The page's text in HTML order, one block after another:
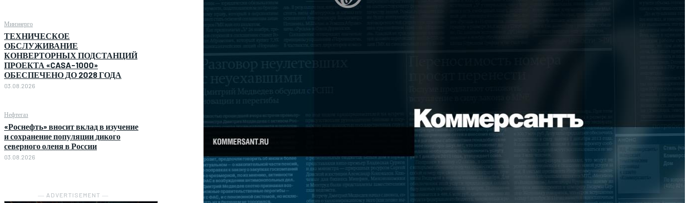
Минэнерго
ТЕХНИЧЕСКОЕ
ОБСЛУЖИВАНИЕ
КОНВЕРТОРНЫХ ПОДСТАНЦИЙ
ПРОЕКТА «CASA-1000»
ОБЕСПЕЧЕНО ДО 2028 ГОДА
03.08.2026
Нефтегаз
«Роснефть» вносит вклад в изучение
и сохранение популяции дикого
северного оленя в России
03.08.2026
― ADVERTISEMENT ―